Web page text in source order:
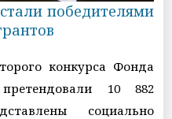
победителями
конкурса Фонда
10 882
социально